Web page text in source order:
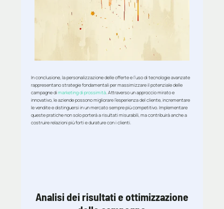
In conclusione, la personalizzazione delle offerte e l’uso di tecnologie avanzate
rappresentano strategie fondamentali per massimizzare il potenziale delle
campagne dimarketing di prossimità. Attraverso un approccio mirato e
innovativo, le aziende possono migliorare l’esperienza del cliente, incrementare
le vendite e distinguersi in un mercato sempre più competitivo. Implementare
queste pratiche non solo porterà a risultati misurabili, ma contribuirà anche a
costruire relazioni più forti e durature con i clienti.
Analisi dei risultati e ottimizzazione